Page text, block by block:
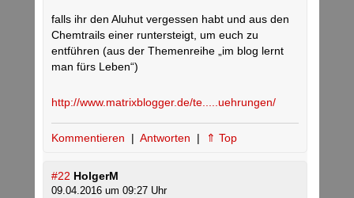
falls ihr den Aluhut vergessen habt und aus den
Chemtrails einer runtersteigt, um euch zu
entführen (aus der Themenreihe „im blog lernt
man fürs Leben“)
http://www.matrixblogger.de/te.....uehrungen/
Kommentieren | Antworten | ⇑ Top
#22 HolgerM
09.04.2016 um 09:27 Uhr